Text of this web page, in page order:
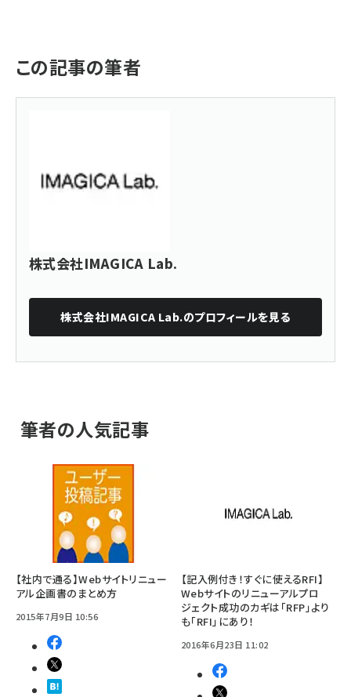
この記事の筆者
株式会社IMAGICA Lab.
株式会社IMAGICA Lab.のプロフィールを見る
筆者の人気記事
【社内で通る】Webサイトリニュー
アル企画書のまとめ方
2015年7月9日 10:56
【記入例付き！すぐに使えるRFI】
Webサイトのリニューアルプロ
ジェクト成功のカギは「RFP」より
も「RFI」にあり！
2016年6月23日 11:02